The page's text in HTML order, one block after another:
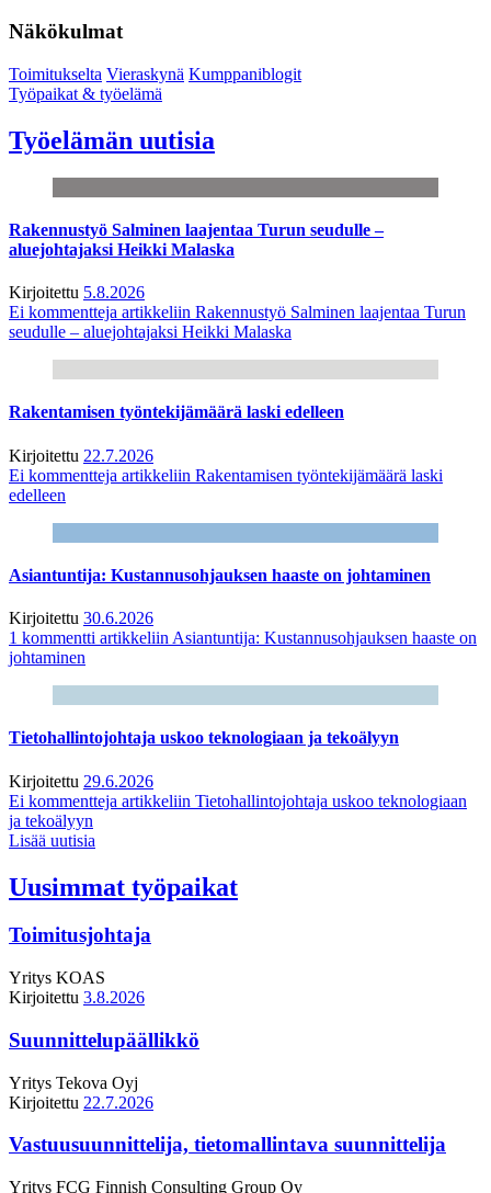
Näkökulmat
Toimitukselta Vieraskynä Kumppaniblogit
Työpaikat & työelämä
Työelämän uutisia
Rakennustyö Salminen laajentaa Turun seudulle –
aluejohtajaksi Heikki Malaska
Kirjoitettu 5.8.2026
Ei kommentteja artikkeliin Rakennustyö Salminen laajentaa Turun
seudulle – aluejohtajaksi Heikki Malaska
Rakentamisen työntekijämäärä laski edelleen
Kirjoitettu 22.7.2026
Ei kommentteja artikkeliin Rakentamisen työntekijämäärä laski
edelleen
Asiantuntija: Kustannusohjauksen haaste on johtaminen
Kirjoitettu 30.6.2026
1 kommentti artikkeliin Asiantuntija: Kustannusohjauksen haaste on
johtaminen
Tietohallintojohtaja uskoo teknologiaan ja tekoälyyn
Kirjoitettu 29.6.2026
Ei kommentteja artikkeliin Tietohallintojohtaja uskoo teknologiaan
ja tekoälyyn
Lisää uutisia
Uusimmat työpaikat
Toimitusjohtaja
Yritys KOAS
Kirjoitettu 3.8.2026
Suunnittelupäällikkö
Yritys Tekova Oyj
Kirjoitettu 22.7.2026
Vastuusuunnittelija, tietomallintava suunnittelija
Yritys FCG Finnish Consulting Group Oy